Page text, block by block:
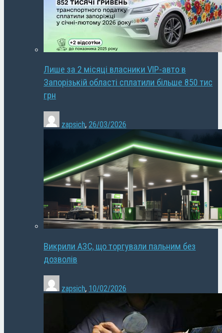
Лише за 2 місяці власники VIP-авто в
Запорізькій області сплатили більше 850 тис
грн
zapsich, 26/03/2026
Викрили АЗС, що торгували пальним без
дозволів
zapsich, 10/02/2026